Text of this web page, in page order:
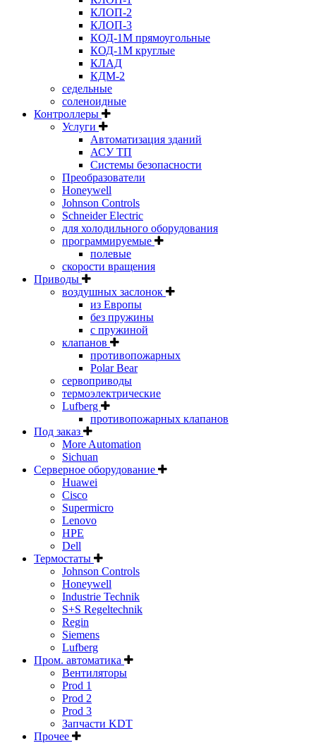
КЛОП-2
КЛОП-3
КОД-1М прямоугольные
КОД-1М круглые
КЛАД
КДМ-2
седельные
соленоидные
Контроллеры
Услуги
Автоматизация зданий
АСУ ТП
Системы безопасности
Преобразователи
Honeywell
Johnson Controls
Schneider Electric
для холодильного оборудования
программируемые
полевые
скорости вращения
Приводы
воздушных заслонок
из Европы
без пружины
с пружиной
клапанов
противопожарных
Polar Bear
сервоприводы
термоэлектрические
Lufberg
противопожарных клапанов
Под заказ
More Automation
Sichuan
Серверное оборудование
Huawei
Cisco
Supermicro
Lenovo
HPE
Dell
Термостаты
Johnson Controls
Honeywell
Industrie Technik
S+S Regeltechnik
Regin
Siemens
Lufberg
Пром. автоматика
Вентиляторы
Prod 1
Prod 2
Prod 3
Запчасти KDT
Прочее